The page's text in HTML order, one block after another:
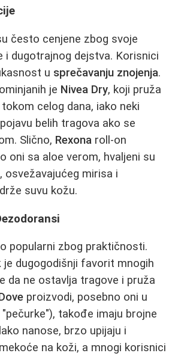
često cenjene zbog svoje
i dugotrajnog dejstva. Korisnici
u sprečavanju znojenja.
je Nivea Dry, koji pruža
celog dana, iako neki
belih tragova ako se
Slično, Rexona roll-on
oni sa aloe verom, hvaljeni su
osvežavajućeg mirisa i
suvu kožu.
popularni zbog praktičnosti.
je dugogodišnji favorit mnogih
da ne ostavlja tragove i pruža
proizvodi, posebno oni u
takođe imaju brojne
nanose, brzo upijaju i
na koži, a mnogi korisnici